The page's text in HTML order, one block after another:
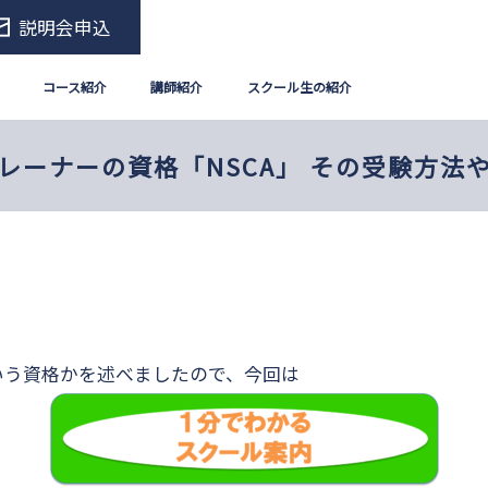
説明会申込
コース紹介 講師紹介 スクール生の紹介
ーナーの資格「NSCA」 その受験方法
資格かを述べましたので、今回は